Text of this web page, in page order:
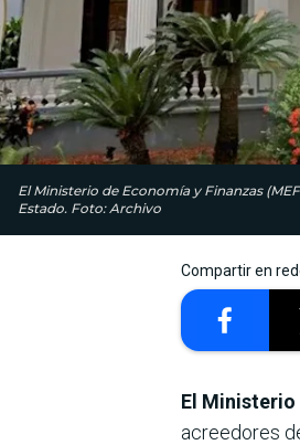
El Ministerio de Economía y Finanzas
Estado. Foto: Archivo
Compartir en
El Ministerio
acreedores